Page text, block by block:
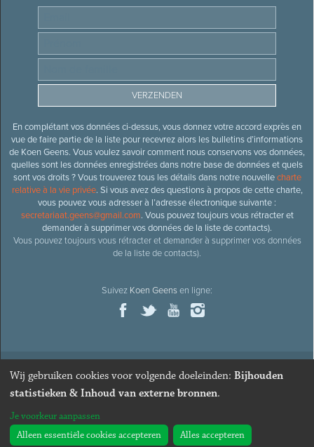
En complétant vos données ci-dessus, vous donnez votre accord exprès en
vue de faire partie de la liste pour recevrez alors les bulletins d’informations
de Koen Geens. Vous voulez savoir comment nous conservons vos données,
quelles sont les données enregistrées dans notre base de données et quels
sont vos droits ? Vous trouverez tous les détails dans notre nouvellecharte
relative à la vie privée. Si vous avez des questions à propos de cette charte,
vous pouvez vous adresser à l’adresse électronique suivante :
secretariaat.geens@gmail.com. Vous pouvez toujours vous rétracter et
demander à supprimer vos données de la liste de contacts).
Vous pouvez toujours vous rétracter et demander à supprimer vos données
de la liste de contacts).
Suivez Koen Geensen ligne:
© 2026Ancien ministre et député honoraire
Webdesign & développement par Zenjoy de Louvain
Wij gebruiken cookies voor volgende doeleinden: Bijhouden
statistieken & Inhoud van externe bronnen.
Je voorkeur aanpassen
Alleen essentiële cookies accepteren
Alles accepteren